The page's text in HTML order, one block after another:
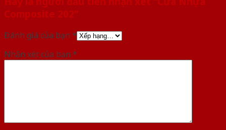
Composite 202”
Đánh giá của bạn *
Nhận xét của bạn *